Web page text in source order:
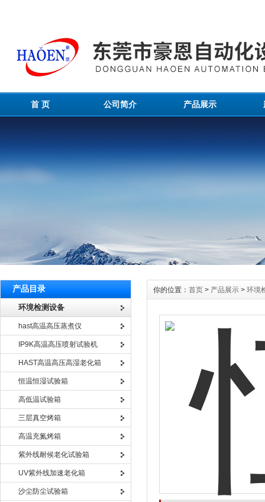
首 页 公司简介 产品展示
产品目录
环境检测设备
hast高温高压蒸煮仪
IP9K高温高压喷射试验机
HAST高温高压高湿老化箱
恒温恒湿试验箱
高低温试验箱
三层真空烤箱
高温充氮烤箱
紫外线耐候老化试验箱
UV紫外线加速老化箱
沙尘防尘试验箱
你的位置： 首页 > 产品展示 > 环境